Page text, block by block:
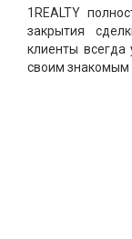
1REALTY
закрытия
клиенты
своим знакомым